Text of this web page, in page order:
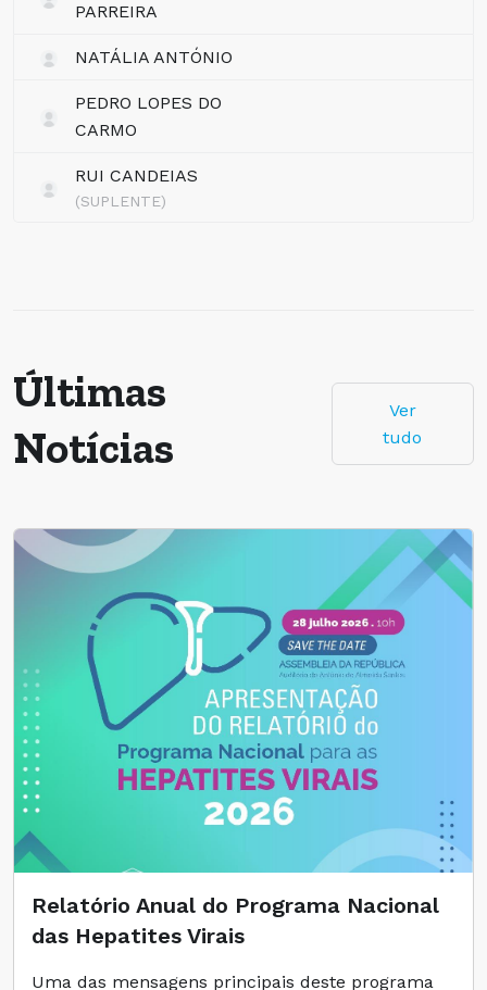
PARREIRA
NATÁLIA ANTÓNIO
PEDRO LOPES DO
CARMO
RUI CANDEIAS
(SUPLENTE)
Últimas
Notícias
Ver
tudo
Relatório Anual do Programa Nacional
das Hepatites Virais
Uma das mensagens principais deste programa